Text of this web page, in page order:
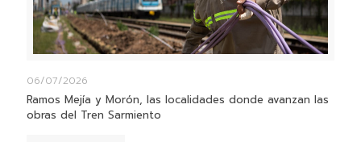
06/07/2026
Ramos Mejía y Morón, las localidades donde avanzan las
obras del Tren Sarmiento